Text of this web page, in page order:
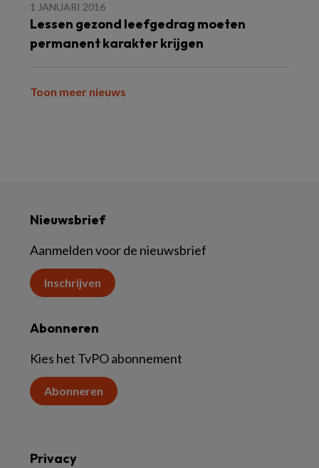
1 JANUARI 2016
Lessen gezond leefgedrag moeten
permanent karakter krijgen
Toon meer nieuws
Nieuwsbrief
Aanmelden voor de nieuwsbrief
Inschrijven
Abonneren
Kies het TvPO abonnement
Abonneren
Privacy